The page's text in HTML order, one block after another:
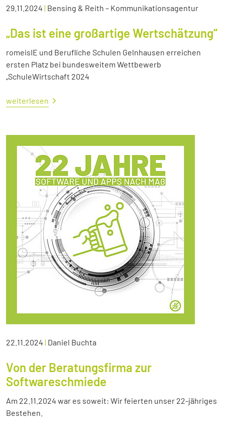
29.11.2024 | Bensing & Reith – Kommunikationsagentur
„Das ist eine großartige Wertschätzung“
romeisIE und Berufliche Schulen Gelnhausen erreichen
ersten Platz bei bundesweitem Wettbewerb
„SchuleWirtschaft 2024
weiterlesen
22.11.2024 | Daniel Buchta
Von der Beratungsfirma zur
Softwareschmiede
Am 22.11.2024 war es soweit: Wir feierten unser 22-jähriges
Bestehen.